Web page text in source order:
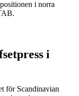
i norra
i
för Scandinavian